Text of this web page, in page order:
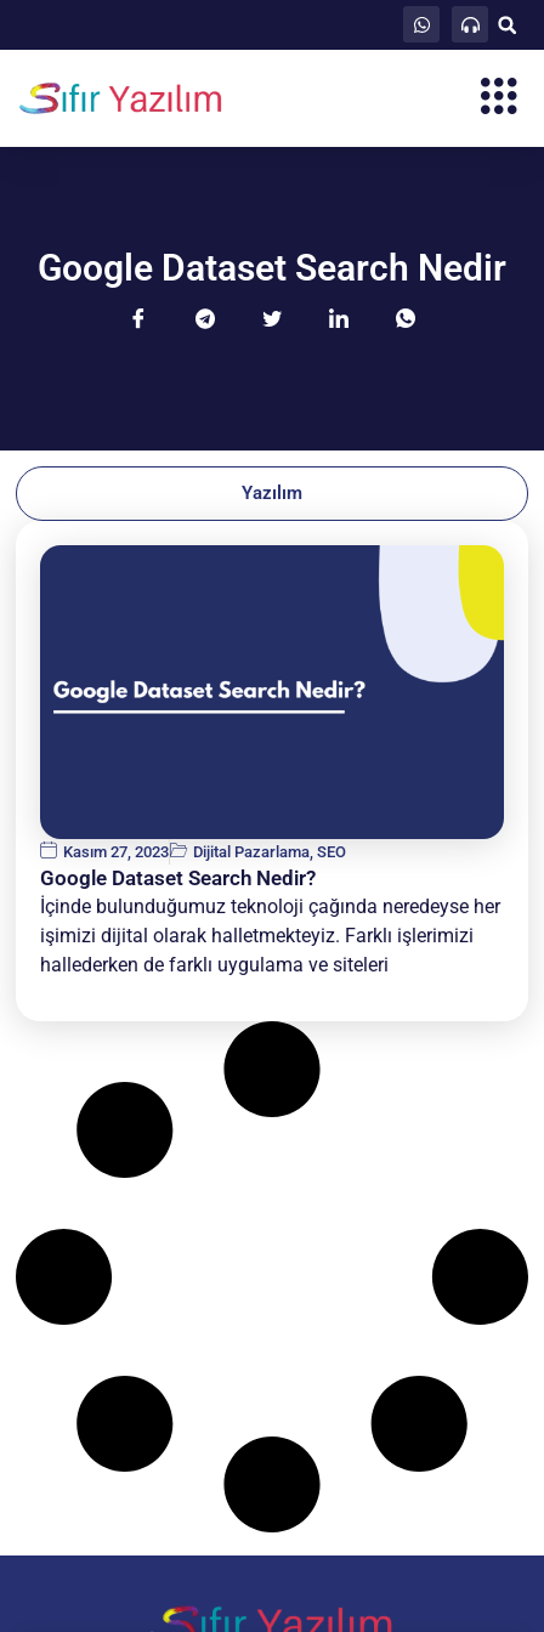
Google Dataset Search Nedir
Yazılım
Kasım 27, 2023 Dijital Pazarlama ,SEO
Google Dataset Search Nedir?
İçinde bulunduğumuz teknoloji çağında neredeyse her
işimizi dijital olarak halletmekteyiz. Farklı işlerimizi
hallederken de farklı uygulama ve siteleri